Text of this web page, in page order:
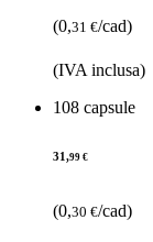
(0,31 €/cad)
(IVA inclusa)
108 capsule
31,99 €
(0,30 €/cad)